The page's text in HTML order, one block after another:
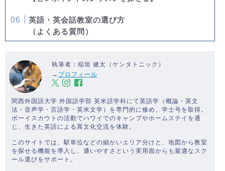
英語・英会話教室の選び方
（よくある質問）
執筆者：稲垣 健太（ケンタトニック）
→ プロフィール
関西外国語大学 外国語学部 英米語学科にて英語学（概論・英文
法・音声学・言語学・英米文学）を専門的に修め、学士号を取得。
ボーイスカウトの活動でハワイでのキャンプやホームステイを通
じ、生きた英語による異文化交流を体験。
このサイトでは、駅単位などの細かいエリア分けと、地図から教室
を探せる機能を導入し、通いやすさという実用面からも最適なスク
ール選びをサポート。